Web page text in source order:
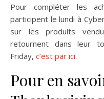
Pour compléter les
participent le lundi à
sur les produits
retournent dans leur
Friday, c’est par ici.
Pour en